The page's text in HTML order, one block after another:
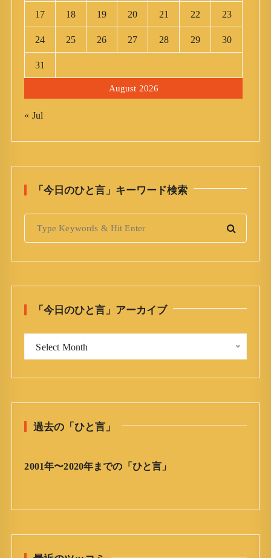
August 2026
17 18 19 20 21 22 23
24 25 26 27 28 29 30
31
« Jul
「今日のひと言」キーワード検索
「今日のひと言」アーカイブ
ひ
言
ア
Select Month
過去の「ひと言」
2001年〜2020年までの「ひと言」